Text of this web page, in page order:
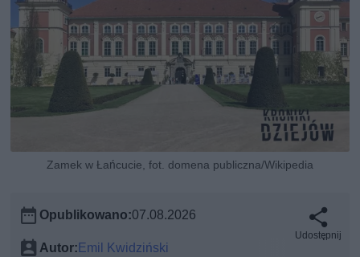
Zamek w Łańcucie, fot. domena publiczna/Wikipedia
Opublikowano:07.08.2026
Autor:Emil Kwidziński
Udostępnij